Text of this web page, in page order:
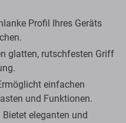
Profil Ihres Geräts
glatten, rutschfesten Griff
einfachen
und Funktionen.
Bietet eleganten und